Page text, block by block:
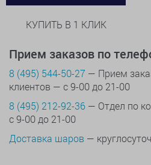
КУПИТЬ В 1 КЛИК
Прием заказов по
8 (495) 544-50-27 — Прием
клиентов — с 9-00 до 21-00
8 (495) 212-92-36 — Отдел по
с 9-00 до 21-00
Доставка шаров —